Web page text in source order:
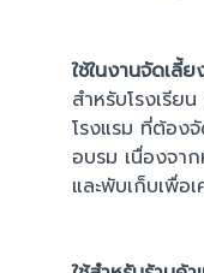
ใช้ในงานจัดเลี้
สำหรับโรงเรีย
โรงแรม ที่ต้อง
อบรม เนื่องจา
และพับเก็บเพื่อ